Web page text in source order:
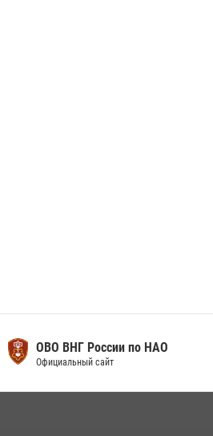
ОВО ВНГ России по НАО
Официальный сайт